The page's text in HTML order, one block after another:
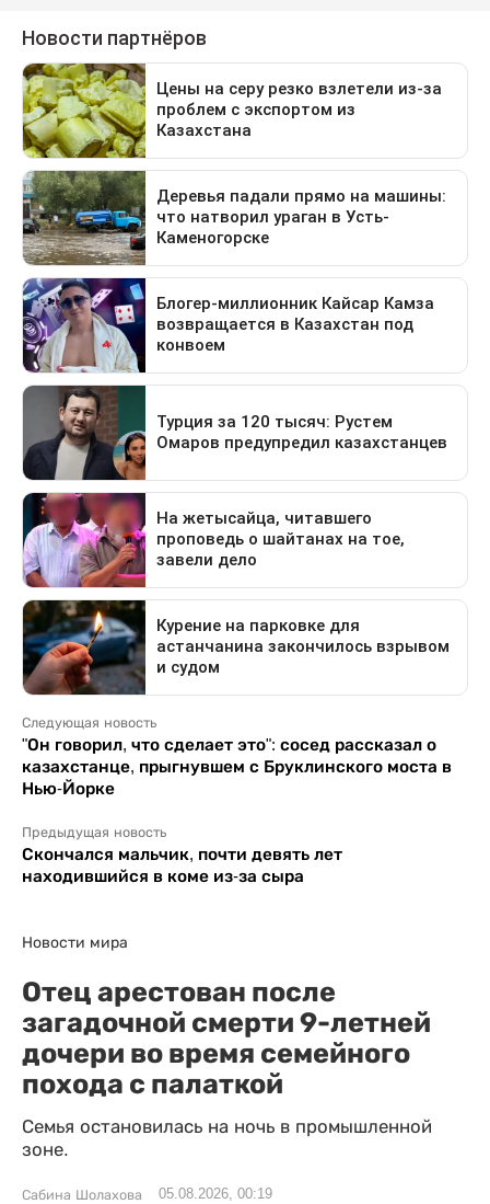
Следующая новость
"Он говорил, что сделает это": сосед рассказал о
казахстанце, прыгнувшем с Бруклинского моста в
Нью-Йорке
Предыдущая новость
Скончался мальчик, почти девять лет
находившийся в коме из-за сыра
Новости мира
Отец арестован после
загадочной смерти 9-летней
дочери во время семейного
похода с палаткой
Семья остановилась на ночь в промышленной
зоне.
Сабина Шолахова 05.08.2026, 00:19